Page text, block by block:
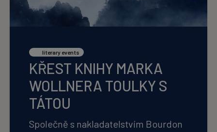
literary events
KŘEST KNIHY MARKA
WOLLNERA TOULKY S
TÁTOU
Společně s nakladatelstvím Bourdon